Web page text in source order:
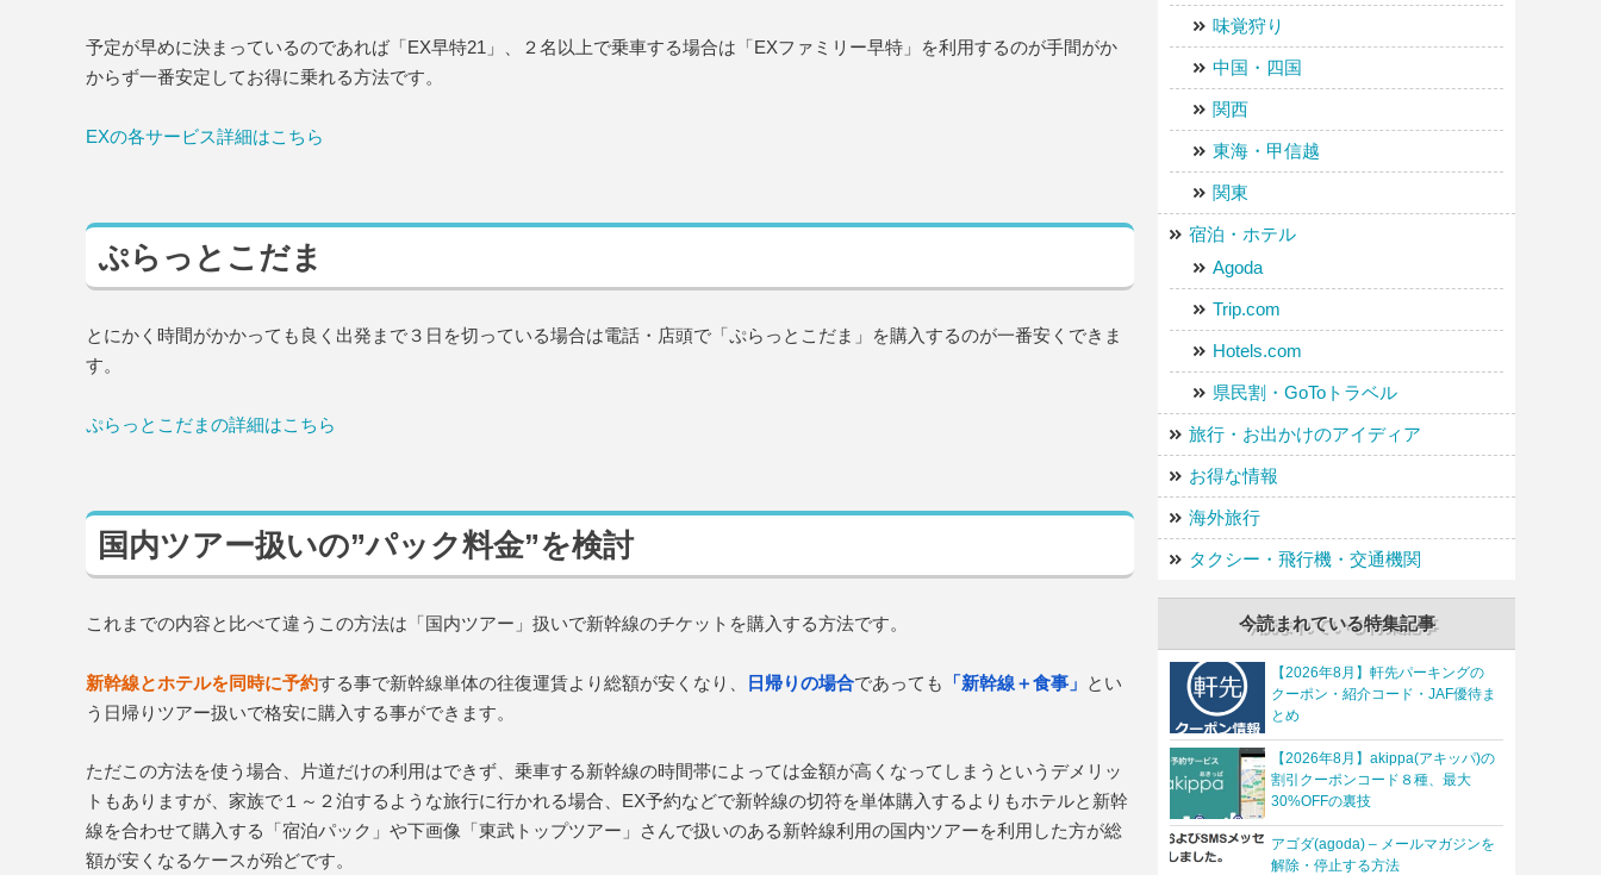
予定が早めに決まっているのであれば「EX早特21」、２名以上で乗車する場合は「EXファミリー早特」を利用するのが手間がか
からず一番安定してお得に乗れる方法です。
EXの各サービス詳細はこちら
ぷらっとこだま
とにかく時間がかかっても良く出発まで３日を切っている場合は電話・店頭で「ぷらっとこだま」を購入するのが一番安くできま
す。
ぷらっとこだまの詳細はこちら
国内ツアー扱いの”パック料金”を検討
これまでの内容と比べて違うこの方法は「国内ツアー」扱いで新幹線のチケットを購入する方法です。
新幹線とホテルを同時に予約する事で新幹線単体の往復運賃より総額が安くなり、 日帰りの場合であっても 「新幹線＋食事」 とい
う日帰りツアー扱いで格安に購入する事ができます。
ただこの方法を使う場合、片道だけの利用はできず、乗車する新幹線の時間帯によっては金額が高くなってしまうというデメリッ
トもありますが、家族で１～２泊するような旅行に行かれる場合、EX予約などで新幹線の切符を単体購入するよりもホテルと新幹
線を合わせて購入する「宿泊パック」や下画像「東武トップツアー」さんで扱いのある新幹線利用の国内ツアーを利用した方が総
額が安くなるケースが殆どです。
味覚狩り
中国・四国
関西
東海・甲信越
関東
宿泊・ホテル
Agoda
Trip.com
Hotels.com
県民割・GoToトラベル
旅行・お出かけのアイディア
お得な情報
海外旅行
タクシー・飛行機・交通機関
今読まれている特集記事
【2026年8月】軒先パーキングの
クーポン・紹介コード・JAF優待ま
とめ
【2026年8月】akippa(アキッパ)の
割引クーポンコード８種、最大
30%OFFの裏技
アゴダ(agoda) – メールマガジンを
解除・停止する方法